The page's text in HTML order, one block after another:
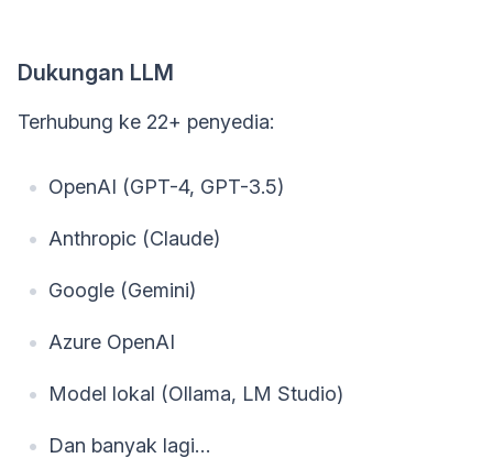
Dukungan LLM
Terhubung ke 22+ penyedia:
OpenAI (GPT-4, GPT-3.5)
Anthropic (Claude)
Google (Gemini)
Azure OpenAI
Model lokal (Ollama, LM Studio)
Dan banyak lagi…